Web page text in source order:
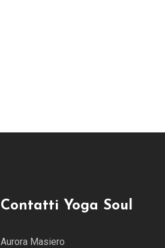
Contatti Yoga Soul
Aurora Masiero